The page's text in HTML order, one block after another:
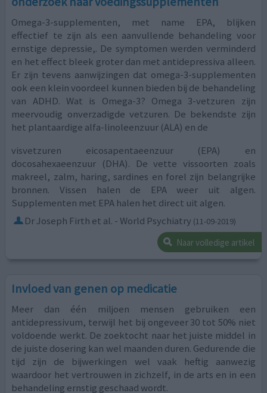
Omega-3-supplementen, met name EPA, blijken
effectief te zijn als een aanvullende behandeling voor
ernstige depressie,. De symptomen werden verminderd
en het effect bleek groter dan met antidepressiva alleen.
Er zijn tevens aanwijzingen dat omega-3-supplementen
ook een klein voordeel kunnen bieden bij de behandeling
van ADHD. Wat is Omega-3? Omega 3-vetzuren zijn
meervoudig onverzadigde vetzuren. De bekendste zijn
het plantaardige alfa-linoleenzuur (ALA) en de
visvetzuren eicosapentaeenzuur (EPA) en
docosahexaeenzuur (DHA). De vette vissoorten zoals
makreel, zalm, haring, sardines en forel zijn belangrijke
bronnen. Vissen halen de EPA weer uit algen.
Supplementen met EPA halen het direct uit algen.
Dr Joseph Firth et al. - World Psychiatry (11-09-2019)
Naar volledige artikel
Invloed van genen op medicatie
Meer dan één miljoen mensen gebruiken een
antidepressivum, terwijl het bij ongeveer 30 tot 50% niet
voldoende werkt. De zoektocht naar het juiste middel in
de juiste dosering kan wel maanden duren. Gedurende die
tijd zijn de bijwerkingen wel vaak heftig aanwezig
waardoor het vertrouwen in zichzelf, in de arts en in een
behandeling ernstig geschaad wordt.